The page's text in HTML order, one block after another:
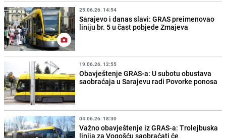
25.06.26. 14:54
Sarajevo i danas slavi: GRAS preimenovao
liniju br. 5 u čast pobjede Zmajeva
19.06.26. 12:55
Obavještenje GRAS-a: U subotu obustava
saobraćaja u Sarajevu radi Povorke ponosa
04.06.26. 18:30
Važno obavještenje iz GRAS-a: Trolejbuska
linija za Vogošću saobraćati će